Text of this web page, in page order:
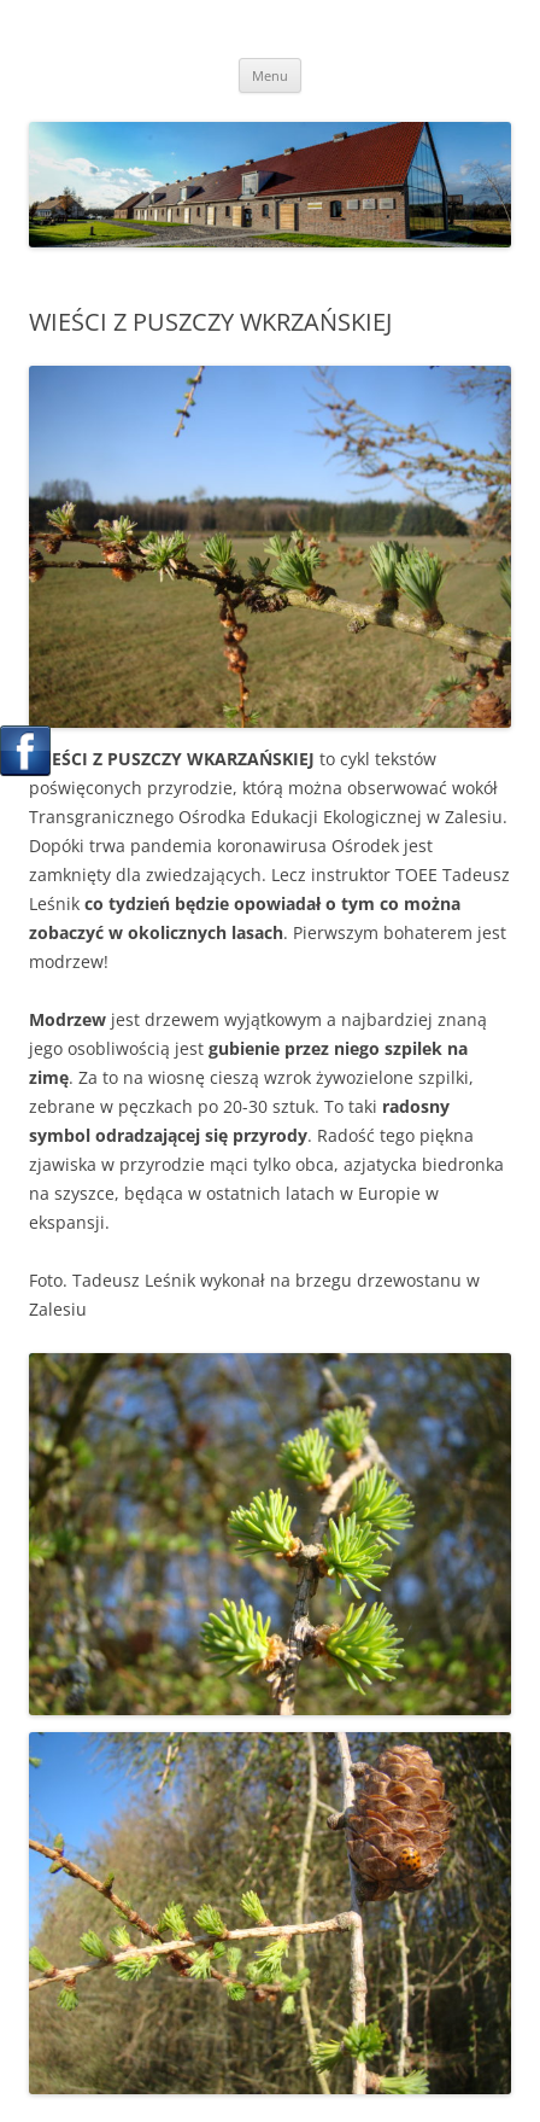
Ekologicznej w Zalesiu
Menu
WIEŚCI Z PUSZCZY WKRZAŃSKIEJ
WIEŚCI Z PUSZCZY WKARZAŃSKIEJ to cykl tekstów
poświęconych przyrodzie, którą można obserwować wokół
Transgranicznego Ośrodka Edukacji Ekologicznej w Zalesiu.
Dopóki trwa pandemia koronawirusa Ośrodek jest
zamknięty dla zwiedzających. Lecz instruktor TOEE Tadeusz
Leśnik co tydzień będzie opowiadał o tym co można
zobaczyć w okolicznych lasach. Pierwszym bohaterem jest
modrzew!
Modrzew jest drzewem wyjątkowym a najbardziej znaną
jego osobliwością jest gubienie przez niego szpilek na
zimę. Za to na wiosnę cieszą wzrok żywozielone szpilki,
zebrane w pęczkach po 20-30 sztuk. To taki radosny
symbol odradzającej się przyrody. Radość tego piękna
zjawiska w przyrodzie mąci tylko obca, azjatycka biedronka
na szyszce, będąca w ostatnich latach w Europie w
ekspansji.
Foto. Tadeusz Leśnik wykonał na brzegu drzewostanu w
Zalesiu